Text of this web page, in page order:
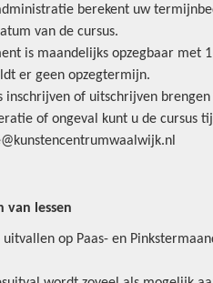
berekent uw
van de cursus.
is maandelijks opzegbaar met
er geen opzegtermijn.
inschrijven of uitschrijven
of ongeval kunt u de cursus
van lessen
uitvallen op Paas- en